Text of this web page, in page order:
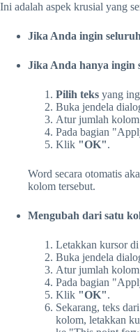
Ini adalah aspek krusial yang
Jika Anda ingin
Jika Anda hanya ingin
Pilih teks yang
Buka jendela
Atur jumlah
Pada bagian
Klik "OK".
Word secara otomatis
kolom tersebut.
Mengubah dari satu
Letakkan kursor
Buka jendela
Atur jumlah
Pada bagian
Klik "OK".
Sekarang, teks
kolom, letakkan